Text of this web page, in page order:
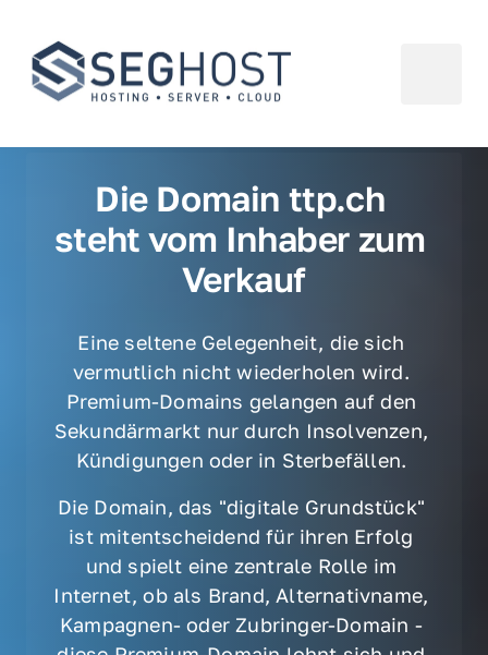
Die Domain ttp.ch
steht vom Inhaber zum
Verkauf
Eine seltene Gelegenheit, die sich
vermutlich nicht wiederholen wird.
Premium-Domains gelangen auf den
Sekundärmarkt nur durch Insolvenzen,
Kündigungen oder in Sterbefällen.
Die Domain, das "digitale Grundstück"
ist mitentscheidend für ihren Erfolg
und spielt eine zentrale Rolle im
Internet, ob als Brand, Alternativname,
Kampagnen- oder Zubringer-Domain -